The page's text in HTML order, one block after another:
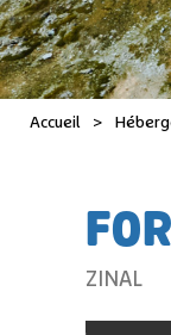
Accueil >
ZINAL